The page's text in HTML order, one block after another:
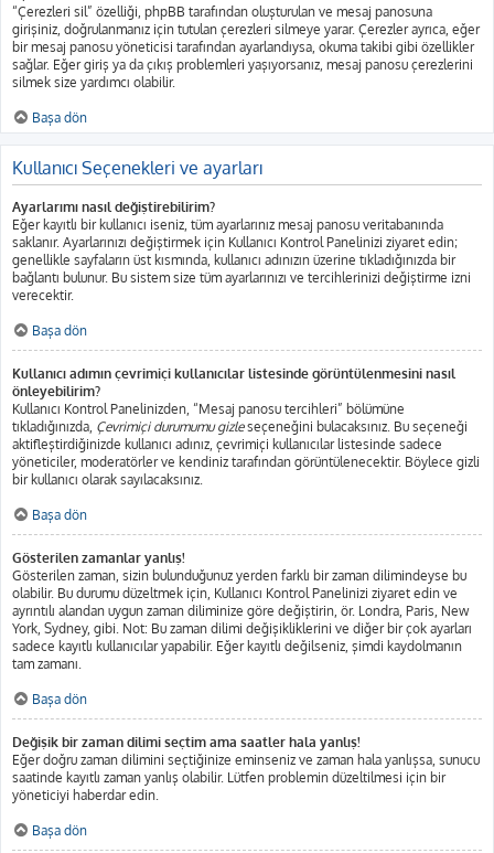
“Çerezleri sil” özelliği, phpBB tarafından oluşturulan ve mesaj panosuna
girişiniz, doğrulanmanız için tutulan çerezleri silmeye yarar. Çerezler ayrıca, eğer
bir mesaj panosu yöneticisi tarafından ayarlandıysa, okuma takibi gibi özellikler
sağlar. Eğer giriş ya da çıkış problemleri yaşıyorsanız, mesaj panosu çerezlerini
silmek size yardımcı olabilir.
Başa dön
Kullanıcı Seçenekleri ve ayarları
Ayarlarımı nasıl değiştirebilirim?
Eğer kayıtlı bir kullanıcı iseniz, tüm ayarlarınız mesaj panosu veritabanında
saklanır. Ayarlarınızı değiştirmek için Kullanıcı Kontrol Panelinizi ziyaret edin;
genellikle sayfaların üst kısmında, kullanıcı adınızın üzerine tıkladığınızda bir
bağlantı bulunur. Bu sistem size tüm ayarlarınızı ve tercihlerinizi değiştirme izni
verecektir.
Başa dön
Kullanıcı adımın çevrimiçi kullanıcılar listesinde görüntülenmesini nasıl
önleyebilirim?
Kullanıcı Kontrol Panelinizden, “Mesaj panosu tercihleri” bölümüne
tıkladığınızda, Çevrimiçi durumumu gizleseçeneğini bulacaksınız. Bu seçeneği
aktifleştirdiğinizde kullanıcı adınız, çevrimiçi kullanıcılar listesinde sadece
yöneticiler, moderatörler ve kendiniz tarafından görüntülenecektir. Böylece gizli
bir kullanıcı olarak sayılacaksınız.
Başa dön
Gösterilen zamanlar yanlış!
Gösterilen zaman, sizin bulunduğunuz yerden farklı bir zaman dilimindeyse bu
olabilir. Bu durumu düzeltmek için, Kullanıcı Kontrol Panelinizi ziyaret edin ve
ayrıntılı alandan uygun zaman diliminize göre değiştirin, ör. Londra, Paris, New
York, Sydney, gibi. Not: Bu zaman dilimi değişikliklerini ve diğer bir çok ayarları
sadece kayıtlı kullanıcılar yapabilir. Eğer kayıtlı değilseniz, şimdi kaydolmanın
tam zamanı.
Başa dön
Değişik bir zaman dilimi seçtim ama saatler hala yanlış!
Eğer doğru zaman dilimini seçtiğinize eminseniz ve zaman hala yanlışsa, sunucu
saatinde kayıtlı zaman yanlış olabilir. Lütfen problemin düzeltilmesi için bir
yöneticiyi haberdar edin.
Başa dön